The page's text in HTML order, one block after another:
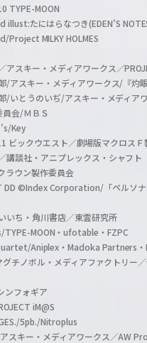
TYPE-MOON
illust:たにはらなつき(EDEN'S
Project MILKY HOLMES
アスキー・メディアワークス／
/アスキー・メディアワークス/『灼
/いとうのいぢ/アスキー・メディア
員会/ＭＢＳ
Key
ビックウエスト／劇場版マクロスＦ
講談社・アニプレックス・シャフト
ラウン製作委員会
DD ©Index Corporation/「ペルソナ
いち・角川書店／東雲研究所
MOON・ufotable・FZPC
Aniplex・Madoka Partners・
チノボル・メディアファクトリー
フォギア
iM@S
5pb./Nitroplus
スキー・メディアワークス／AW